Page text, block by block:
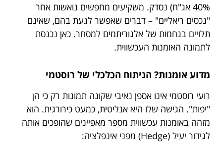
40% אג"ח) נסדק. משקיעים מחפשים נואשות אחר
"נכסים ריאליים" – דברים שאפשר לגעת בהם, שאינם
תלויים בגחמות של אלגוריתמים למסחר. כאן נכנסת
לתמונה האומנות העכשווית.
מדוע אומנות? הניתוח הכלכלי של רוסטמי
רועי רוסטמי אינו אספן נאיבי שקונה תמונות רק כי הן
"יפות". הגישה שלו היא אנליטית, כמעט כירורגית. הוא
מזהה באומנות עכשווית מספר מאפיינים שהופכים אותה
לגידור יעיל (Hedge) מפני אינפלציה: